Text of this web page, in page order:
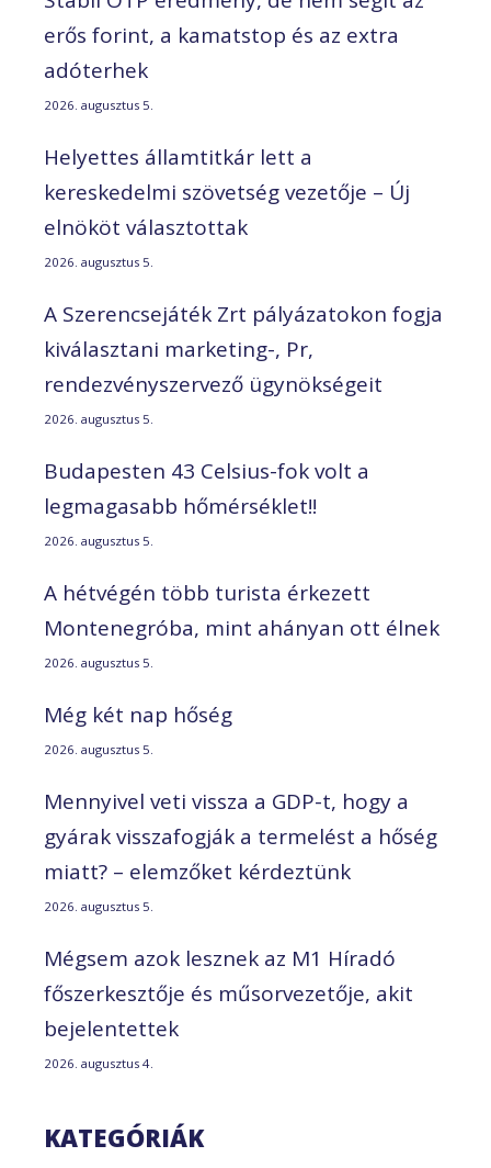
erős forint, a kamatstop és az extra
adóterhek
2026. augusztus 5.
Helyettes államtitkár lett a
kereskedelmi szövetség vezetője – Új
elnököt választottak
2026. augusztus 5.
A Szerencsejáték Zrt pályázatokon fogja
kiválasztani marketing-, Pr,
rendezvényszervező ügynökségeit
2026. augusztus 5.
Budapesten 43 Celsius-fok volt a
legmagasabb hőmérséklet!!
2026. augusztus 5.
A hétvégén több turista érkezett
Montenegróba, mint ahányan ott élnek
2026. augusztus 5.
Még két nap hőség
2026. augusztus 5.
Mennyivel veti vissza a GDP-t, hogy a
gyárak visszafogják a termelést a hőség
miatt? – elemzőket kérdeztünk
2026. augusztus 5.
Mégsem azok lesznek az M1 Híradó
főszerkesztője és műsorvezetője, akit
bejelentettek
2026. augusztus 4.
KATEGÓRIÁK